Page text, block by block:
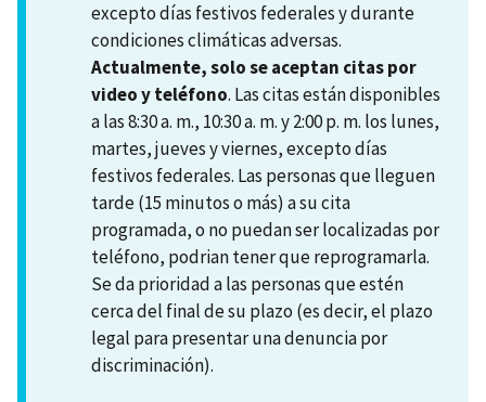
excepto días festivos federales y durante
condiciones climáticas adversas.
Actualmente, solo se aceptan citas por
video y teléfono. Las citas están disponibles
a las 8:30 a. m., 10:30 a. m. y 2:00 p. m. los lunes,
martes, jueves y viernes, excepto días
festivos federales. Las personas que lleguen
tarde (15 minutos o más) a su cita
programada, o no puedan ser localizadas por
teléfono, podrian tener que reprogramarla.
Se da prioridad a las personas que estén
cerca del final de su plazo (es decir, el plazo
legal para presentar una denuncia por
discriminación).